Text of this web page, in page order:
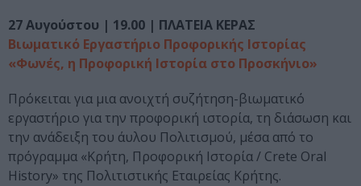
27 Αυγούστου | 19.00 | ΠΛΑΤΕΙΑ ΚΕΡΑΣ
Βιωματικό Εργαστήριο Προφορικής Ιστορίας
«Φωνές, η Προφορική Ιστορία στο Προσκήνιο»
Πρόκειται για μια ανοιχτή συζήτηση-βιωματικό
εργαστήριο για την προφορική ιστορία, τη διάσωση και
την ανάδειξη του άυλου Πολιτισμού, μέσα από το
πρόγραμμα «Κρήτη, Προφορική Ιστορία / Crete Oral
History» της Πολιτιστικής Εταιρείας Κρήτης.